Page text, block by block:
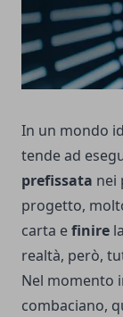
In un mondo
tende ad
prefissata nei
progetto,
carta efinire
realtà, però,
Nel momento
combaciano,